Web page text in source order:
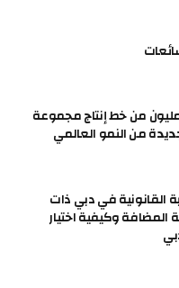
السيارة رقم 30 مليون من خط إنتاج مجموعة
في دبي ذات
المضافة وكيفية اختيار